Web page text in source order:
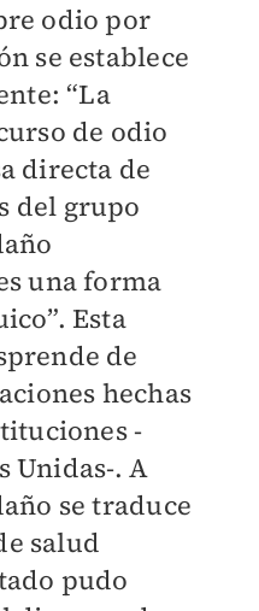
odio por
se establece
“La
de odio
directa de
del grupo
una forma
Esta
de
hechas
-
Unidas-. A
se traduce
salud
pudo